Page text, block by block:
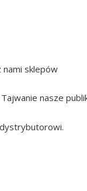
nami sklepów
nasze